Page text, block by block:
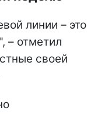
линии – это
– отметил
своей